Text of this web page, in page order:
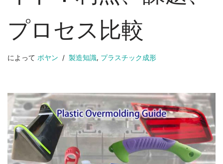
プロセス比較
によって ボヤン 製造知識, プラスチック成形